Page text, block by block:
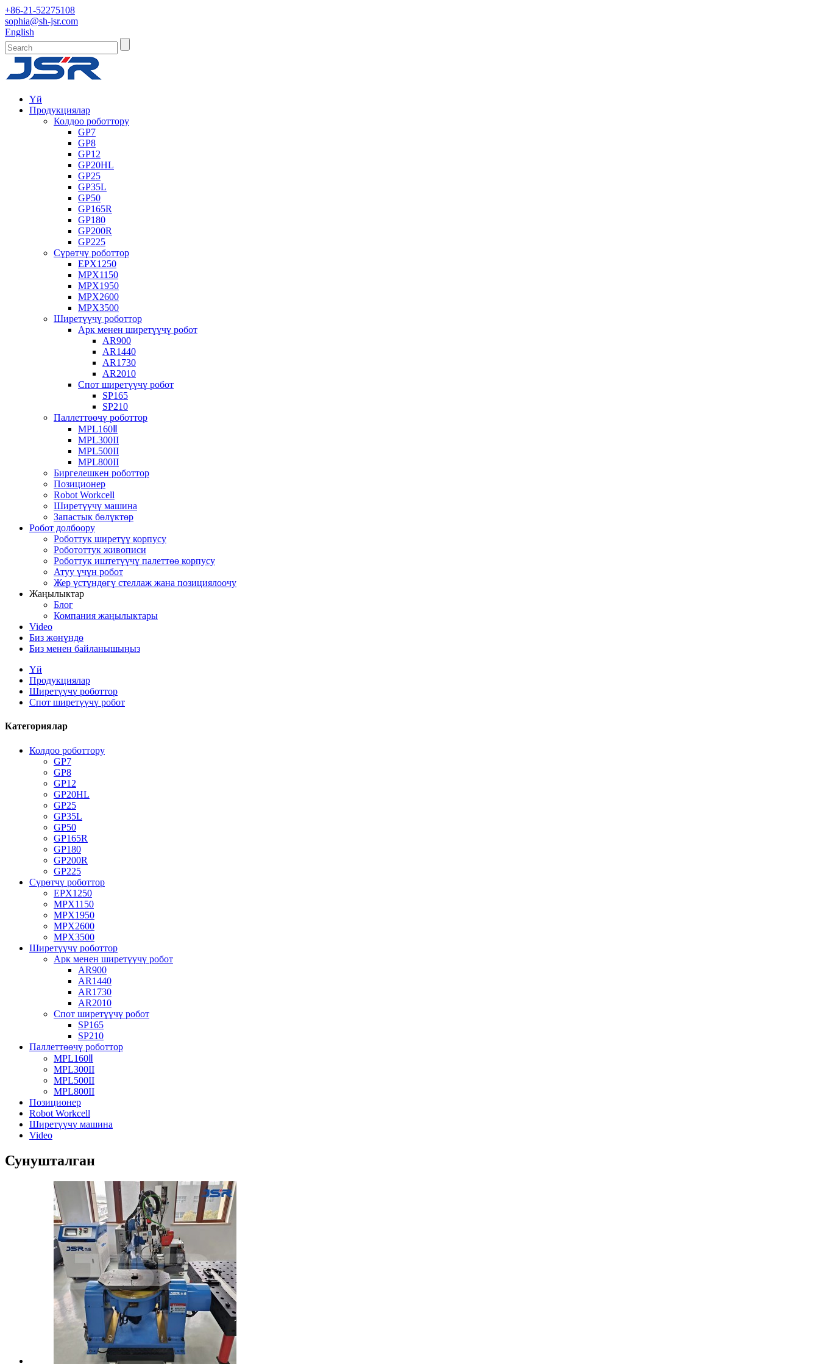
+86-21-52275108
sophia@sh-jsr.com
English
Үй
Продукциялар
Колдоо роботтору
GP7
GP8
GP12
GP20HL
GP25
GP35L
GP50
GP165R
GP180
GP200R
GP225
Сүрөтчү роботтор
EPX1250
MPX1150
MPX1950
MPX2600
MPX3500
Ширетүүчү роботтор
Арк менен ширетүүчү робот
AR900
AR1440
AR1730
AR2010
Спот ширетүүчү робот
SP165
SP210
Паллеттөөчү роботтор
MPL160Ⅱ
MPL300II
MPL500II
MPL800II
Биргелешкен роботтор
Позиционер
Robot Workcell
Ширетүүчү машина
Запастык бөлүктөр
Робот долбоору
Роботтук ширетүү корпусу
Робототтук живописи
Роботтук иштетүүчү палеттөө корпусу
Атуу үчүн робот
Жер үстүндөгү стеллаж жана позициялоочу
Жаңылыктар
Блог
Компания жаңылыктары
Video
Биз жөнүндө
Биз менен байланышыңыз
Үй
Продукциялар
Ширетүүчү роботтор
Спот ширетүүчү робот
Категориялар
Колдоо роботтору
GP7
GP8
GP12
GP20HL
GP25
GP35L
GP50
GP165R
GP180
GP200R
GP225
Сүрөтчү роботтор
EPX1250
MPX1150
MPX1950
MPX2600
MPX3500
Ширетүүчү роботтор
Арк менен ширетүүчү робот
AR900
AR1440
AR1730
AR2010
Спот ширетүүчү робот
SP165
SP210
Паллеттөөчү роботтор
MPL160Ⅱ
MPL300II
MPL500II
MPL800II
Позиционер
Robot Workcell
Ширетүүчү машина
Video
Сунушталган